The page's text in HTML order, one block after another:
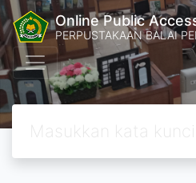
Online Public
PERPUSTAKAAN BALAI